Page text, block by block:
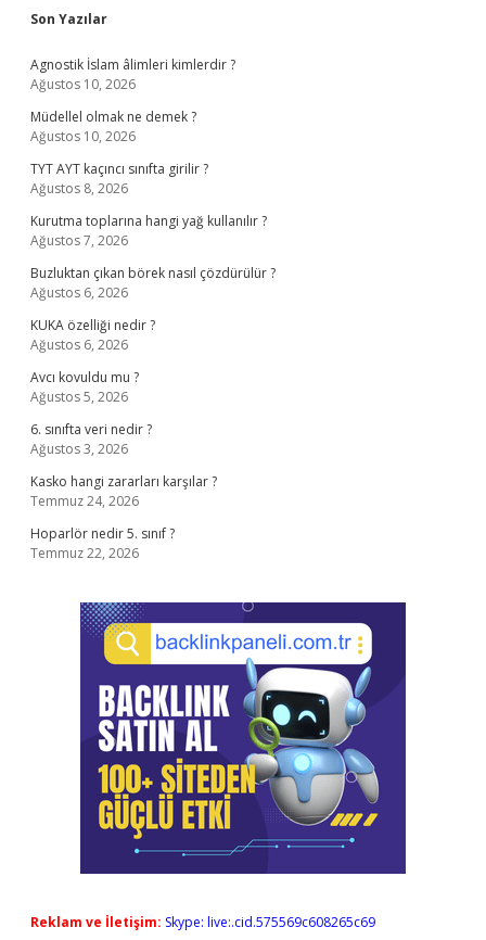
Sidebar
Son Yazılar
Agnostik İslam âlimleri kimlerdir ?
Ağustos 10, 2026
Müdellel olmak ne demek ?
Ağustos 10, 2026
TYT AYT kaçıncı sınıfta girilir ?
Ağustos 8, 2026
Kurutma toplarına hangi yağ kullanılır ?
Ağustos 7, 2026
Buzluktan çıkan börek nasıl çözdürülür ?
Ağustos 6, 2026
KUKA özelliği nedir ?
Ağustos 6, 2026
Avcı kovuldu mu ?
Ağustos 5, 2026
6. sınıfta veri nedir ?
Ağustos 3, 2026
Kasko hangi zararları karşılar ?
Temmuz 24, 2026
Hoparlör nedir 5. sınıf ?
Temmuz 22, 2026
Reklam ve İletişim: Skype: live:.cid.575569c608265c69